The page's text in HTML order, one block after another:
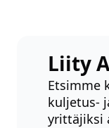
Liity
Etsimme
kuljetus-
yrittäjiksi